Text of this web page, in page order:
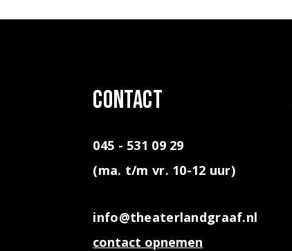
contact
045 - 531 09 29
(ma. t/m vr. 10-12 uur)
info@theaterlandgraaf.nl
contact opnemen